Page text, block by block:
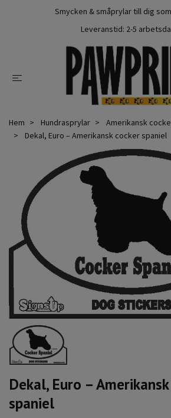
Smycken & småprylar till dig
Leveranstid: 2-5
Hem Hundrasprylar
Amerikansk
Dekal, Euro – Amerikansk cocker spaniel
Dekal, Euro –
spaniel